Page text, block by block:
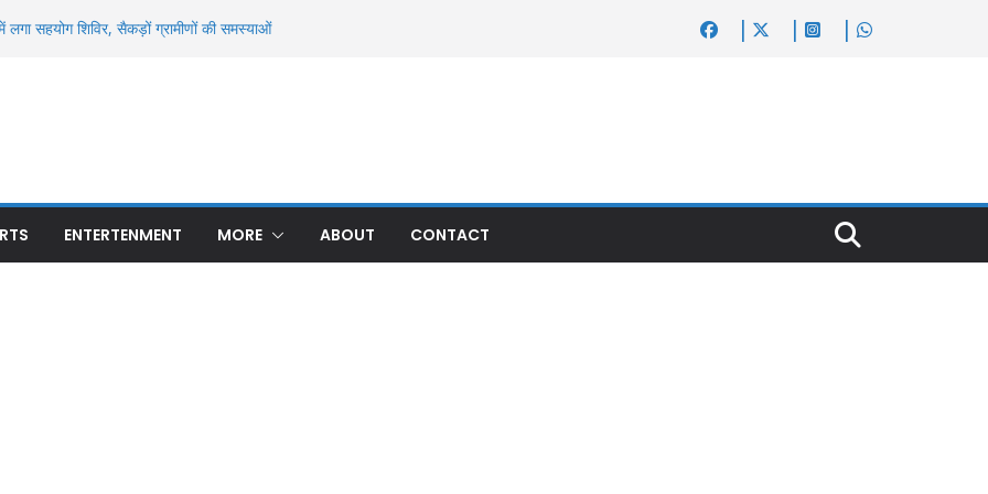
लगा सहयोग शिविर, सैकड़ों ग्रामीणों की समस्याओं
मौत से सनसनी, ओढ़नी के फंदे से लटका मिला शव;
घायल
के निर्देश
ENTERTENMENT MORE ABOUT CONTACT